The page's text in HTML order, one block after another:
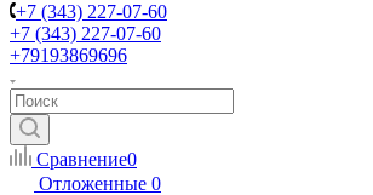
+7 (343) 227-07-60
+7 (343) 227-07-60
+79193869696
Сравнение0
Отложенные 0